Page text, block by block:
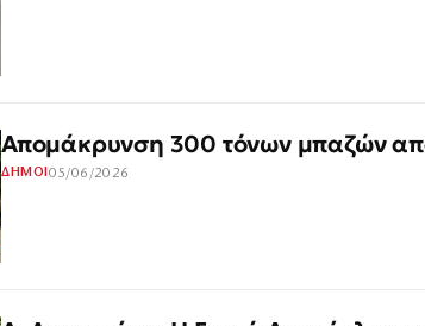
Απομάκρυνση 300 τόνων μπαζών
ΔΗΜΟΙ 05/06/2026